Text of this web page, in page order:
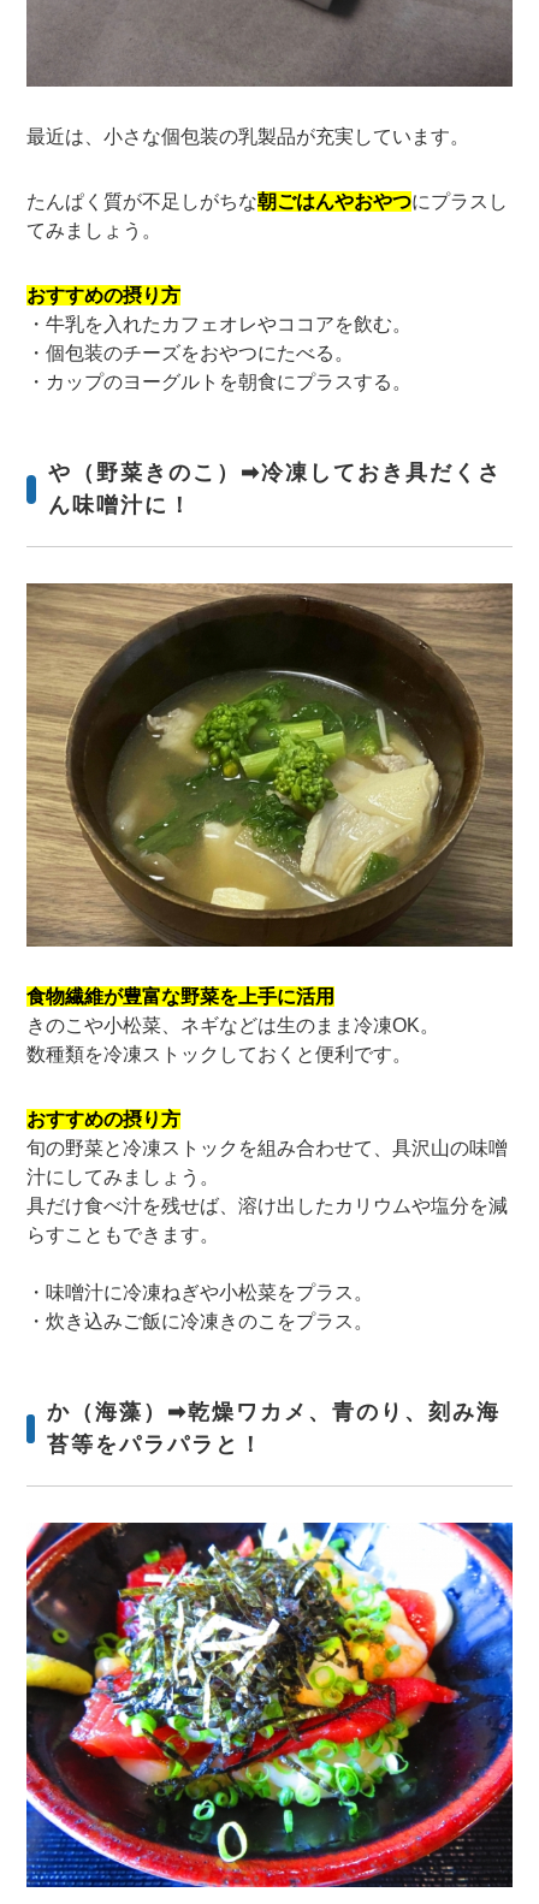
最近は、小さな個包装の乳製品が充実しています。
たんぱく質が不足しがちな朝ごはんやおやつにプラスし
てみましょう。
おすすめの摂り方
・牛乳を入れたカフェオレやココアを飲む。
・個包装のチーズをおやつにたべる。
・カップのヨーグルトを朝食にプラスする。
や（野菜きのこ）➡冷凍しておき具だくさ
ん味噌汁に！
食物繊維が豊富な野菜を上手に活用
きのこや小松菜、ネギなどは生のまま冷凍OK。
数種類を冷凍ストックしておくと便利です。
おすすめの摂り方
旬の野菜と冷凍ストックを組み合わせて、具沢山の味噌
汁にしてみましょう。
具だけ食べ汁を残せば、溶け出したカリウムや塩分を減
らすこともできます。
・味噌汁に冷凍ねぎや小松菜をプラス。
・炊き込みご飯に冷凍きのこをプラス。
か（海藻）➡乾燥ワカメ、青のり、刻み海
苔等をパラパラと！